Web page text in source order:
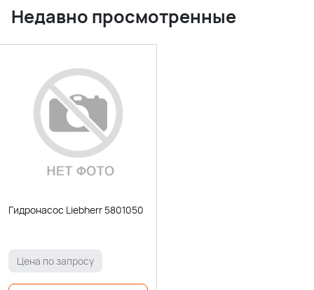
Недавно просмотренные
Гидронасос Liebherr 5801050
Цена по запросу